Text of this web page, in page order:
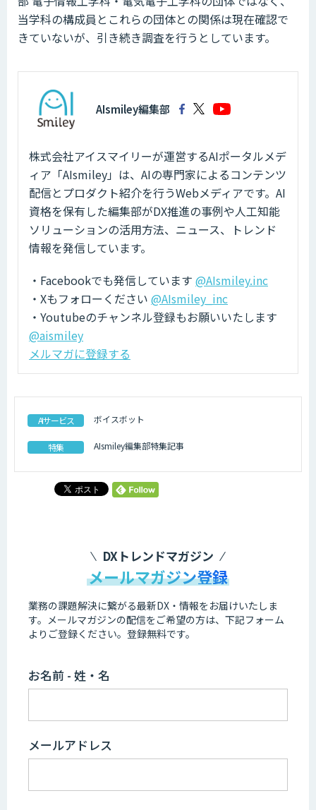
当学科の構成員とこれらの団体との関係は現在確認で
きていないが、引き続き調査を行うとしています。
AIsmiley編集部
株式会社アイスマイリーが運営するAIポータルメデ
ィア「AIsmiley」は、AIの専門家によるコンテンツ
配信とプロダクト紹介を行うWebメディアです。AI
資格を保有した編集部がDX推進の事例や人工知能
ソリューションの活用方法、ニュース、トレンド
情報を発信しています。
・Facebookでも発信しています @AIsmiley.inc
・Xもフォローください @AIsmiley_inc
・Youtubeのチャンネル登録もお願いいたします
@aismiley
メルマガに登録する
AIサービス ボイスボット
特集 AIsmiley編集部特集記事
DXトレンドマガジン
メールマガジン登録
業務の課題解決に繋がる最新DX・情報をお届けいたしま
す。 メールマガジンの配信をご希望の方は、下記フォーム
よりご登録ください。登録無料です。
お名前 - 姓・名
メールアドレス